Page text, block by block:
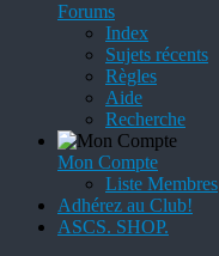
Forums
Index
Sujets récents
Règles
Aide
Recherche
Mon Compte
Liste Membres
Adhérez au Club!
ASCS. SHOP.